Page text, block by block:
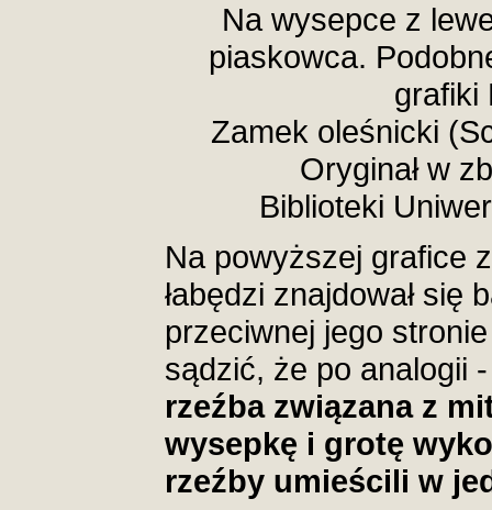
Na wysepce z
piaskowca.
grafiki
Zamek oleśnicki
Oryginał w
Biblioteki
Na powyższej grafice
łabędzi znajdował się
przeciwnej jego
sądzić, że po analogii
rzeźba związana z
wysepkę i grotę
rzeźby umieścili w